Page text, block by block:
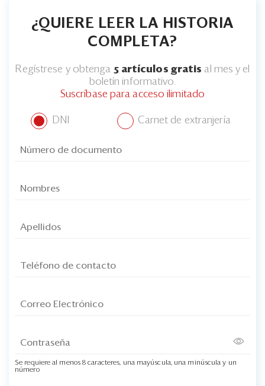
Edición Impresa
¿QUIERE LEER LA HISTORIA
COMPLETA?
Regístrese y obtenga 5 artículos gratis al mes y el
boletín informativo.
Suscríbase para acceso ilimitado
DNI Carnet de extranjería
Se requiere al menos 8 caracteres, una mayúscula, una minúscula y un
número